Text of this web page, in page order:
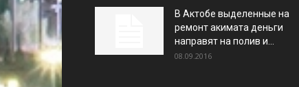
В Актобе выделенные на
ремонт акимата деньги
направят на полив и...
08.09.2016